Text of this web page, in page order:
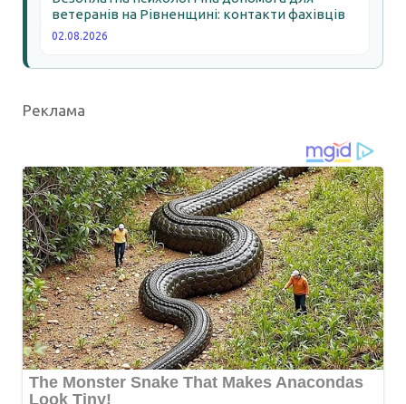
ветеранів на Рівненщині: контакти фахівців
02.08.2026
Реклама